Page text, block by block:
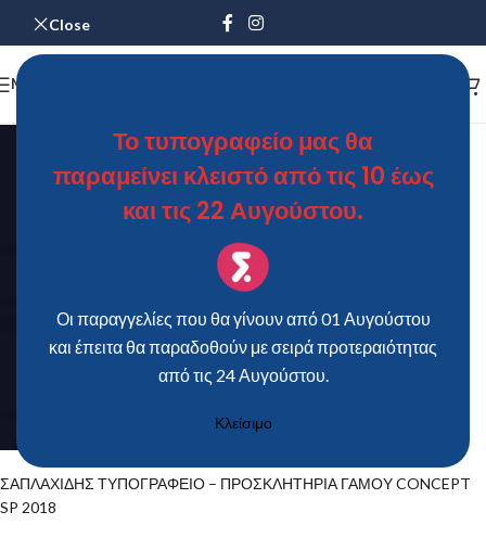
Close
Το τυπογραφείο μας θα
παραμείνει κλειστό από τις 10 έως
και τις 22 Αυγούστου.
Οι παραγγελίες που θα γίνουν από 01 Αυγούστου
και έπειτα θα παραδοθούν με σειρά προτεραιότητας
από τις 24 Αυγούστου.
Κλείσιμο
MENU
ΣΑΠΛΑΧΙΔΗΣ ΤΥΠΟΓΡΑΦΕΙΟ – ΠΡΟΣΚΛΗΤΗΡΙΑ ΓΑΜΟΥ CONCEPT
SP 2018